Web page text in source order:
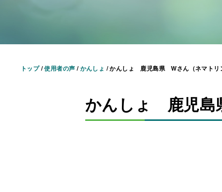
トップ/使用者の声 /かんしょ /かんしょ 鹿児島県 Wさん（ネマトリ
かんしょ 鹿児島